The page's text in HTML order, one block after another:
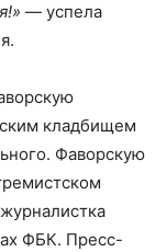
— успела
кладбищем
Фаворскую
ФБК. Пресс-